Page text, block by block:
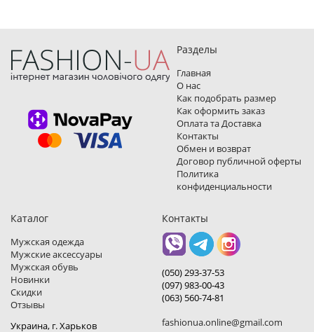
Разделы
Главная
О нас
Как подобрать размер
Как оформить заказ
Оплата та Доставка
Контакты
Обмен и возврат
Договор публичной оферты
Политика
конфиденциальности
Каталог
Мужская одежда
Мужские аксессуары
Мужская обувь
Новинки
Скидки
Отзывы
Украина, г. Харьков
Контакты
(050) 293-37-53
(097) 983-00-43
(063) 560-74-81
fashionua.online@gmail.com